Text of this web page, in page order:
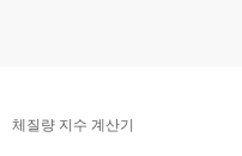
체질량 지수 계산기